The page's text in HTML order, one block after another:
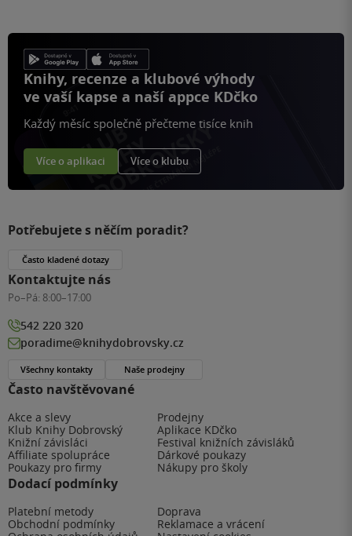
Knihy, recenze a klubové výhody
ve vaší kapse a naší appce KDčko
Každý měsíc společně přečteme tisíce knih
Více o aplikaci Více o klubu
Často navštěvované
Akce a slevy
Prodejny
Klub Knihy Dobrovský
Aplikace KDčko
Knižní závisláci
Festival knižních závisláků
Affiliate spolupráce
Dárkové poukazy
Poukazy pro firmy
Nákupy pro školy
Dodací podmínky
Platební metody
Doprava
Obchodní podmínky
Reklamace a vrácení
Potřebujete s něčím poradit?
Často kladené dotazy
Kontaktujte nás
Po–Pá: 8:00–17:00
542 220 320
poradime@knihydobrovsky.cz
Všechny kontakty Naše prodejny